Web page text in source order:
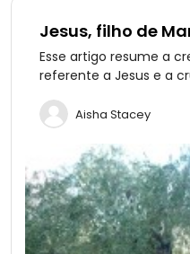
Jesus, filho de
Jesus Realmente
Esse artigo resume a
referente a Jesus e a
para pagar pelo
humanidade.
Aisha Stacey